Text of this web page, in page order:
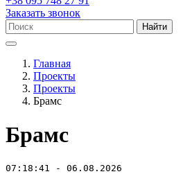
Заказать звонок
Найти
Главная
Проекты
Проекты
Брамс
Брамс
07:18:41 - 06.08.2026